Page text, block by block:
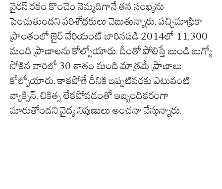
వైరస్ రకం కొంచెం నెమ్మదిగానే తన సంఖ్యను
పెంచుతుందని పరిశోధకులు చెబుతున్నారు. పచ్చిమాఫ్రికా
ప్రాంతంలో జైర్ వేరియంట్ బారినపడి 2014లో 11,300
మంది ప్రాణాలను కోల్పోయారు. దీంతో పోలిస్తే బుండి బుగ్యో
సోకిన వారిలో 30 శాతం మంది మాత్రమే ప్రాణాలు
కోల్పోయారు. కాకపోతే దీనికి ఇప్పటివరకు ఎటువంటి
వ్యాక్సిన్, చికిత్స లేకపోవడంతో ఇబ్బందికరంగా
మారుతోందని వైద్య నిపుణులు అంచనా వేస్తున్నారు.